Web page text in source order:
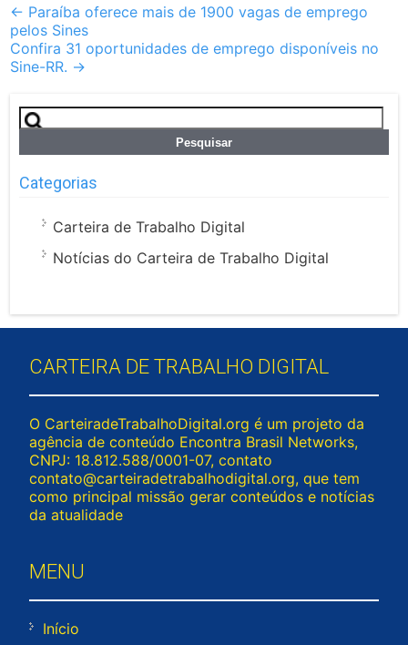
Post
navigation
← Paraíba oferece mais de 1900 vagas de emprego
pelos Sines
Confira 31 oportunidades de emprego disponíveis no
Sine-RR. →
Pesquisar
por:
Categorias
Carteira de Trabalho Digital
Notícias do Carteira de Trabalho Digital
CARTEIRA DE TRABALHO DIGITAL
O CarteiradeTrabalhoDigital.org é um projeto da
agência de conteúdo Encontra Brasil Networks,
CNPJ: 18.812.588/0001-07, contato
contato@carteiradetrabalhodigital.org, que tem
como principal missão gerar conteúdos e notícias
da atualidade
MENU
Início